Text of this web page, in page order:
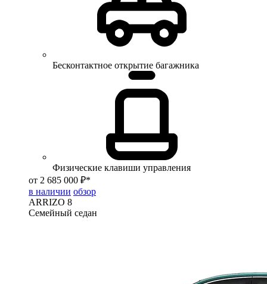
Бесконтактное открытие багажника
Физические клавиши управления
от 2 685 000 ₽*
в наличии обзор
ARRIZO 8
Семейный седан